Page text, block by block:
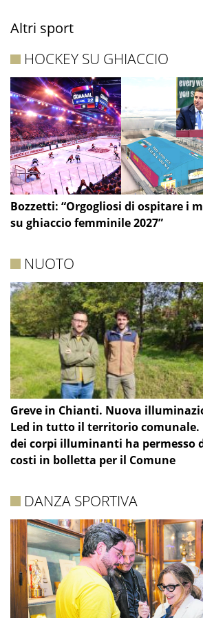
Altri sport
HOCKEY SU GHIACCIO
Bozzetti: “Orgogliosi di ospitare i
su ghiaccio femminile 2027”
NUOTO
Greve in Chianti. Nuova
Led in tutto il territorio comunale.
dei corpi illuminanti ha permesso
costi in bolletta per il Comune
DANZA SPORTIVA